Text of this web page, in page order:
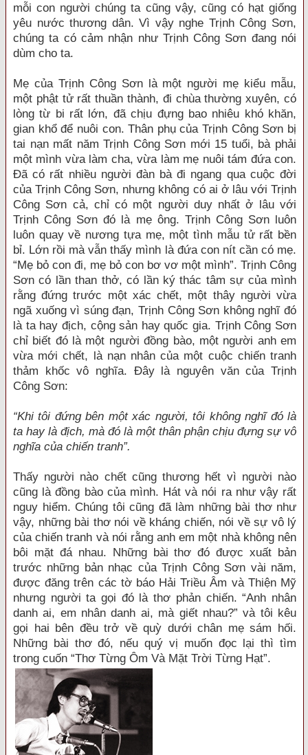
mỗi con người chúng ta cũng vậy, cũng có hạt giống
yêu nước thương dân. Vì vậy nghe Trịnh Công Sơn,
chúng ta có cảm nhận như Trịnh Công Sơn đang nói
dùm cho ta.
Mẹ của Trịnh Công Sơn là một người mẹ kiểu mẫu,
một phật tử rất thuần thành, đi chùa thường xuyên, có
lòng từ bi rất lớn, đã chịu đựng bao nhiêu khó khăn,
gian khổ để nuôi con. Thân phụ của Trịnh Công Sơn bị
tai nạn mất năm Trịnh Công Sơn mới 15 tuổi, bà phải
một mình vừa làm cha, vừa làm mẹ nuôi tám đứa con.
Đã có rất nhiều người đàn bà đi ngang qua cuộc đời
của Trịnh Công Sơn, nhưng không có ai ở lâu với Trịnh
Công Sơn cả, chỉ có một người duy nhất ở lâu với
Trịnh Công Sơn đó là mẹ ông. Trịnh Công Sơn luôn
luôn quay về nương tựa mẹ, một tình mẫu tử rất bền
bỉ. Lớn rồi mà vẫn thấy mình là đứa con nít cần có mẹ.
“Mẹ bỏ con đi, mẹ bỏ con bơ vơ một mình”. Trịnh Công
Sơn có lần than thở, có lần ký thác tâm sự của mình
rằng đứng trước một xác chết, một thây người vừa
ngã xuống vì súng đạn, Trịnh Công Sơn không nghĩ đó
là ta hay địch, cộng sản hay quốc gia. Trịnh Công Sơn
chỉ biết đó là một người đồng bào, một người anh em
vừa mới chết, là nạn nhân của một cuộc chiến tranh
thảm khốc vô nghĩa. Đây là nguyên văn của Trịnh
Công Sơn:
“Khi tôi đứng bên một xác người, tôi không nghĩ đó là
ta hay là địch, mà đó là một thân phận chịu đựng sự vô
nghĩa của chiến tranh”.
Thấy người nào chết cũng thương hết vì người nào
cũng là đồng bào của mình. Hát và nói ra như vậy rất
nguy hiểm. Chúng tôi cũng đã làm những bài thơ như
vậy, những bài thơ nói về kháng chiến, nói về sự vô lý
của chiến tranh và nói rằng anh em một nhà không nên
bôi mặt đá nhau. Những bài thơ đó được xuất bản
trước những bản nhạc của Trịnh Công Sơn vài năm,
được đăng trên các tờ báo Hải Triều Âm và Thiện Mỹ
nhưng người ta gọi đó là thơ phản chiến. “Anh nhân
danh ai, em nhân danh ai, mà giết nhau?” và tôi kêu
gọi hai bên đều trở về quỳ dưới chân mẹ sám hối.
Những bài thơ đó, nếu quý vị muốn đọc lại thì tìm
trong cuốn “Thơ Từng Ôm Và Mặt Trời Từng Hạt”.